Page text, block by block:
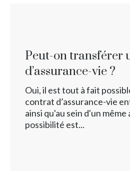
Peut-on transférer
d’assurance-vie ?
Oui, il est tout à fait
contrat d’assurance-vie
ainsi qu'au sein d'un
possibilité est...